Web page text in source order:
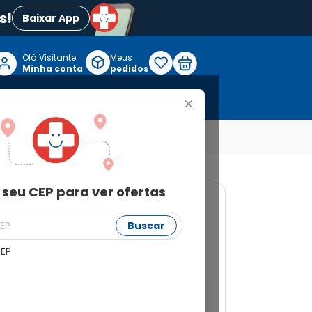
Baixar App
+
CEP para ver ofertas
Buscar
Olá Visitante
Minha conta
Meus
pedidos
2 Blísteres com 12
ver ofertas